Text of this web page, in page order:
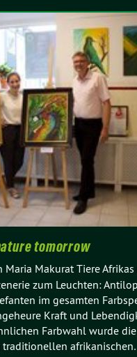
tomorrow
Maria Makurat Tiere Afrikas
zum Leuchten:
im gesamten
Kraft und
Farbwahl wurde
traditionellen